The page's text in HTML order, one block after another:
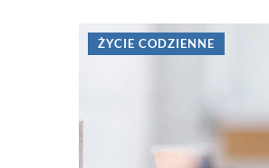
ŻYCIE CODZIENNE